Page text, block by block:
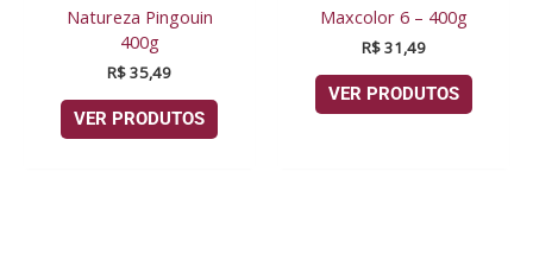
Natureza Pingouin
400g
R$35,49
VER PRODUTOS
Maxcolor 6 – 400g
R$31,49
VER PRODUTOS